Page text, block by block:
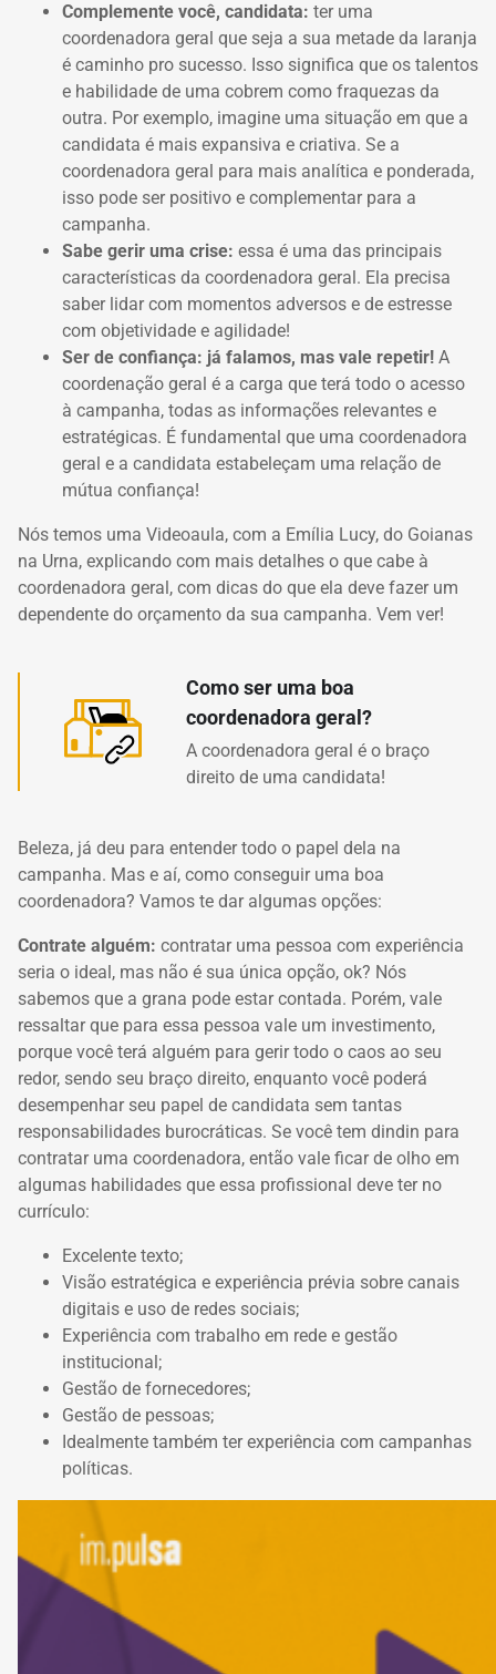
Complemente você, candidata: ter uma
coordenadora geral que seja a sua metade da laranja
é caminho pro sucesso. Isso significa que os talentos
e habilidade de uma cobrem como fraquezas da
outra. Por exemplo, imagine uma situação em que a
candidata é mais expansiva e criativa. Se a
coordenadora geral para mais analítica e ponderada,
isso pode ser positivo e complementar para a
campanha.
Sabe gerir uma crise: essa é uma das principais
características da coordenadora geral. Ela precisa
saber lidar com momentos adversos e de estresse
com objetividade e agilidade!
Ser de confiança: já falamos, mas vale repetir! A
coordenação geral é a carga que terá todo o acesso
à campanha, todas as informações relevantes e
estratégicas. É fundamental que uma coordenadora
geral e a candidata estabeleçam uma relação de
mútua confiança!
Nós temos uma Videoaula, com a Emília Lucy, do Goianas
na Urna, explicando com mais detalhes o que cabe à
coordenadora geral, com dicas do que ela deve fazer um
dependente do orçamento da sua campanha. Vem ver!
Como ser uma boa
coordenadora geral?
A coordenadora geral é o braço
direito de uma candidata!
Beleza, já deu para entender todo o papel dela na
campanha. Mas e aí, como conseguir uma boa
coordenadora? Vamos te dar algumas opções:
Contrate alguém: contratar uma pessoa com experiência
seria o ideal, mas não é sua única opção, ok? Nós
sabemos que a grana pode estar contada. Porém, vale
ressaltar que para essa pessoa vale um investimento,
porque você terá alguém para gerir todo o caos ao seu
redor, sendo seu braço direito, enquanto você poderá
desempenhar seu papel de candidata sem tantas
responsabilidades burocráticas. Se você tem dindin para
contratar uma coordenadora, então vale ficar de olho em
algumas habilidades que essa profissional deve ter no
currículo:
Excelente texto;
Visão estratégica e experiência prévia sobre canais
digitais e uso de redes sociais;
Experiência com trabalho em rede e gestão
institucional;
Gestão de fornecedores;
Gestão de pessoas;
Idealmente também ter experiência com campanhas
políticas.